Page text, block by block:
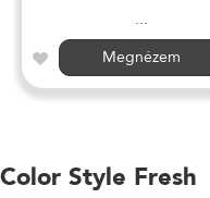
...
Megnézem
Color Style Fresh